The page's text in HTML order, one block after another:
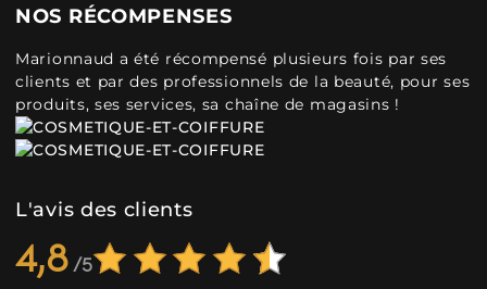
NOS RÉCOMPENSES
Marionnaud a été récompensé plusieurs fois par ses
clients et par des professionnels de la beauté, pour ses
produits, ses services, sa chaîne de magasins !
L'avis des clients
4,8